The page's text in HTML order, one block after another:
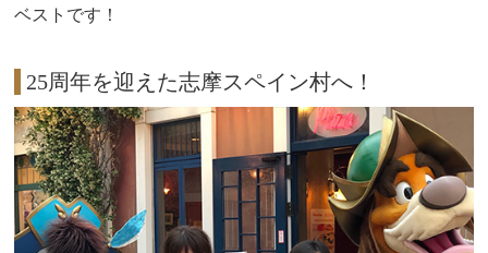
ベストです！
25周年を迎えた志摩スペイン村へ！